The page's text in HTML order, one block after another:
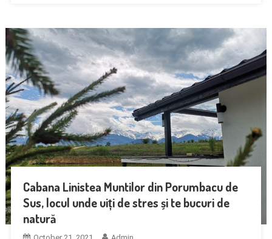
Cabana Linistea Muntilor din Porumbacu de
Sus, locul unde uiți de stres și te bucuri de
natură